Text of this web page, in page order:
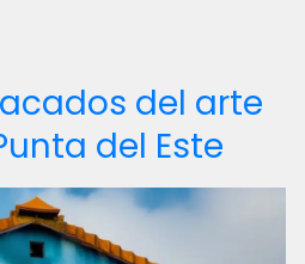
del arte
del Este